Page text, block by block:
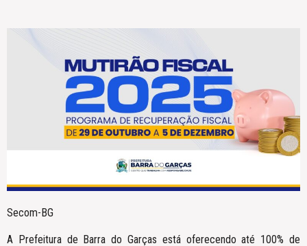
Secom-BG
A Prefeitura de Barra do Garças está oferecendo até 100% de